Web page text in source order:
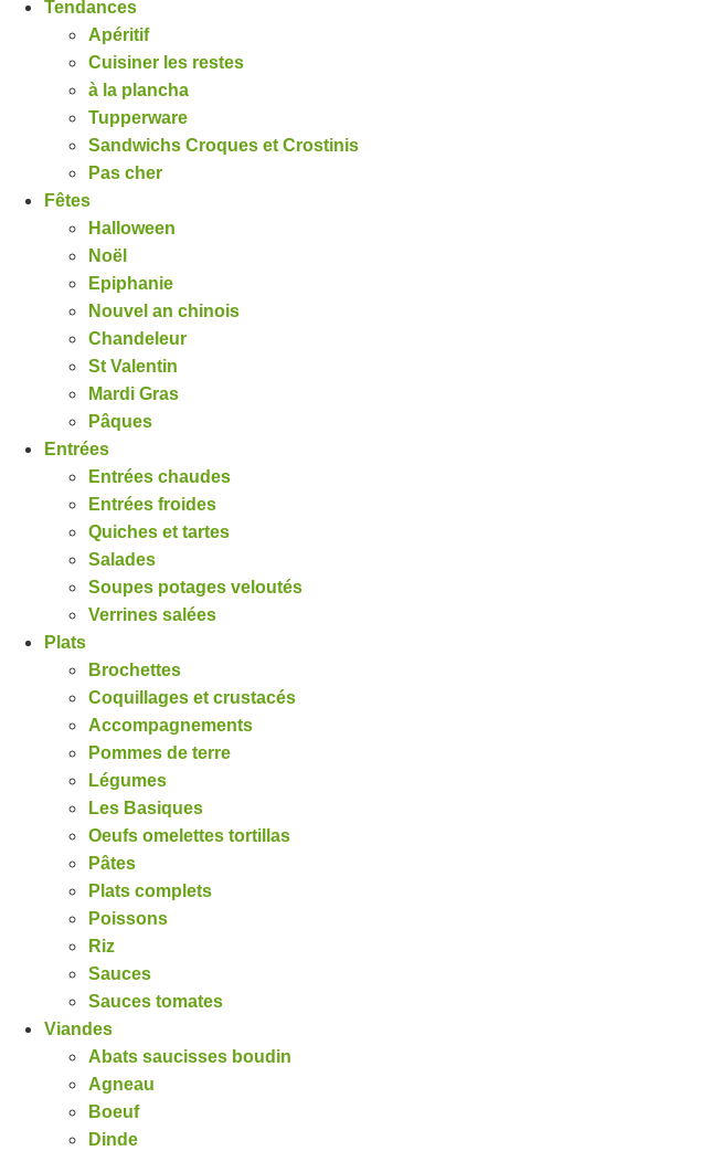
Tendances
Apéritif
Cuisiner les restes
à la plancha
Tupperware
Sandwichs Croques et Crostinis
Pas cher
Fêtes
Halloween
Noël
Epiphanie
Nouvel an chinois
Chandeleur
St Valentin
Mardi Gras
Pâques
Entrées
Entrées chaudes
Entrées froides
Quiches et tartes
Salades
Soupes potages veloutés
Verrines salées
Plats
Brochettes
Coquillages et crustacés
Accompagnements
Pommes de terre
Légumes
Les Basiques
Oeufs omelettes tortillas
Pâtes
Plats complets
Poissons
Riz
Sauces
Sauces tomates
Viandes
Abats saucisses boudin
Agneau
Boeuf
Dinde